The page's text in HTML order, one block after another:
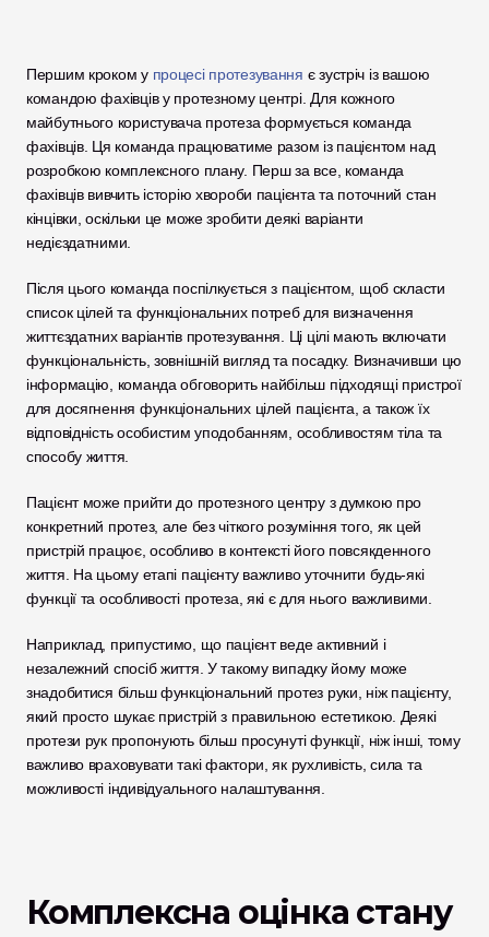
Першим кроком у процесі протезування є зустріч із вашою
командою фахівців у протезному центрі. Для кожного
майбутнього користувача протеза формується команда
фахівців. Ця команда працюватиме разом із пацієнтом над
розробкою комплексного плану. Перш за все, команда
фахівців вивчить історію хвороби пацієнта та поточний стан
кінцівки, оскільки це може зробити деякі варіанти
недієздатними.
Після цього команда поспілкується з пацієнтом, щоб скласти
список цілей та функціональних потреб для визначення
життєздатних варіантів протезування. Ці цілі мають включати
функціональність, зовнішній вигляд та посадку. Визначивши цю
інформацію, команда обговорить найбільш підходящі пристрої
для досягнення функціональних цілей пацієнта, а також їх
відповідність особистим уподобанням, особливостям тіла та
способу життя.
Пацієнт може прийти до протезного центру з думкою про
конкретний протез, але без чіткого розуміння того, як цей
пристрій працює, особливо в контексті його повсякденного
життя. На цьому етапі пацієнту важливо уточнити будь-які
функції та особливості протеза, які є для нього важливими.
Наприклад, припустимо, що пацієнт веде активний і
незалежний спосіб життя. У такому випадку йому може
знадобитися більш функціональний протез руки, ніж пацієнту,
який просто шукає пристрій з правильною естетикою. Деякі
протези рук пропонують більш просунуті функції, ніж інші, тому
важливо враховувати такі фактори, як рухливість, сила та
можливості індивідуального налаштування.
Комплексна оцінка стану